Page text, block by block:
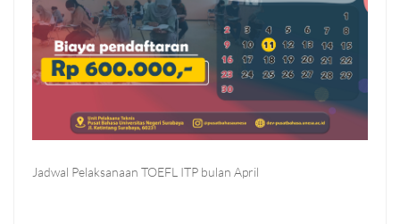
Jadwal Pelaksanaan TOEFL ITP bulan April